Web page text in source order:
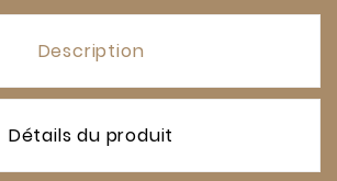
Description
Détails du produit